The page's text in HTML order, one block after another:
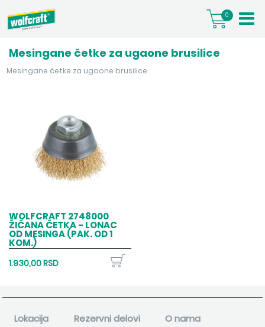
0
Mesingane četke za ugaone brusilice
Mesingane četke za ugaone brusilice
WOLFCRAFT 2748000
ŽIČANA ČETKA - LONAC
OD MESINGA (PAK. OD 1
KOM.)
1.930,00 RSD
Lokacija Rezervni delovi
O nama